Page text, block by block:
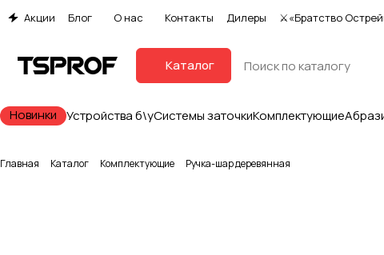
Акции Блог О нас Контакты Дилеры ⚔«Братство
Каталог
Новинки Устройства б\уСистемы заточкиКомплектующие
Главная Каталог Комплектующие Ручка-шар деревянная